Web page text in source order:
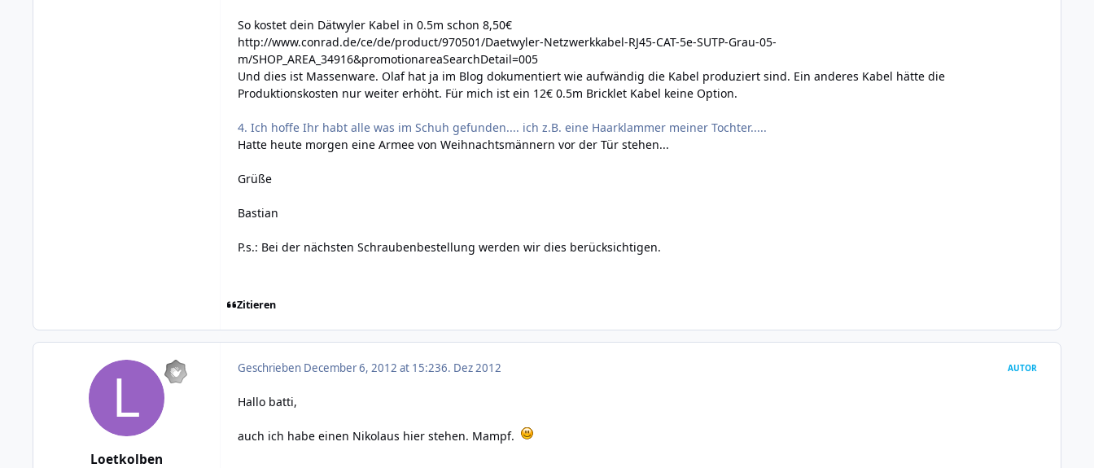
So kostet dein Dätwyler Kabel in 0.5m schon 8,50€
http://www.conrad.de/ce/de/product/970501/Daetwyler-Netzwerkkabel-RJ45-CAT-5e-SUTP-Grau-05-
m/SHOP_AREA_34916&promotionareaSearchDetail=005
Und dies ist Massenware. Olaf hat ja im Blog dokumentiert wie aufwändig die Kabel produziert sind. Ein anderes Kabel hätte die
Produktionskosten nur weiter erhöht. Für mich ist ein 12€ 0.5m Bricklet Kabel keine Option.
4. Ich hoffe Ihr habt alle was im Schuh gefunden.... ich z.B. eine Haarklammer meiner Tochter.....
Hatte heute morgen eine Armee von Weihnachtsmännern vor der Tür stehen...
Grüße
Bastian
P.s.: Bei der nächsten Schraubenbestellung werden wir dies berücksichtigen.
Zitieren
Loetkolben
Geschrieben December 6, 2012 at 15:236. Dez 2012 AUTOR
Hallo batti,
auch ich habe einen Nikolaus hier stehen. Mampf.